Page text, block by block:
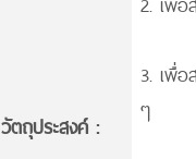
วัตถุประสงค์ :
3. เพื่
ๆ